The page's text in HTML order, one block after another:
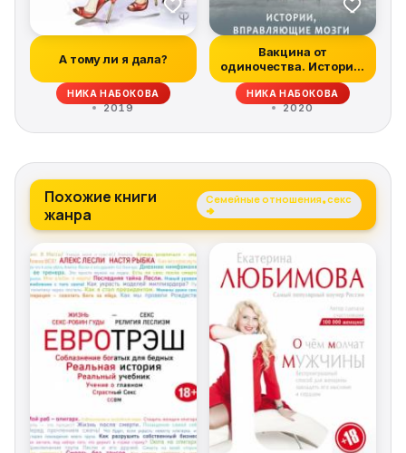
А тому ли я дала?
НИКА НАБОКОВА
2019
Вакцина от
одиночества. Истории,
вправляющие мозги...
НИКА НАБОКОВА
2020
Похожие книги
жанра
Семейные отношения, секс
→